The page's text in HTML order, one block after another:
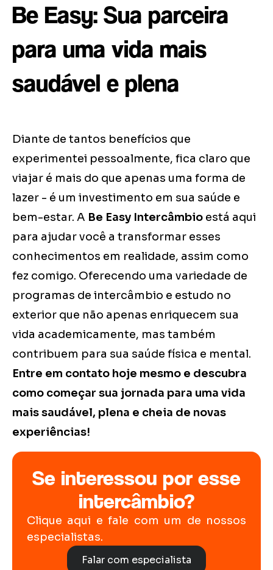
Be Easy: Sua parceira
para uma vida mais
saudável e plena
Diante de tantos benefícios que
experimentei pessoalmente, fica claro que
viajar é mais do que apenas uma forma de
lazer - é um investimento em sua saúde e
bem-estar. A Be Easy Intercâmbio está aqui
para ajudar você a transformar esses
conhecimentos em realidade, assim como
fez comigo. Oferecendo uma variedade de
programas de intercâmbio e estudo no
exterior que não apenas enriquecem sua
vida academicamente, mas também
contribuem para sua saúde física e mental.
Entre em contato hoje mesmo e descubra
como começar sua jornada para uma vida
mais saudável, plena e cheia de novas
experiências!
Se interessou por esse
intercâmbio?
Clique aqui e fale com um de nossos
especialistas.
Falar com especialista